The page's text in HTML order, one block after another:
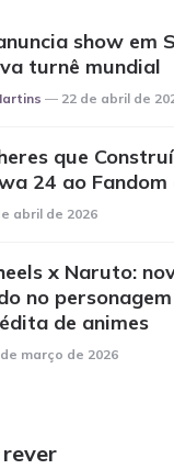
show em
turnê mundial
22 de abril de
que
24 ao Fandom
abril de 2026
x Naruto:
no
de animes
março de 2026